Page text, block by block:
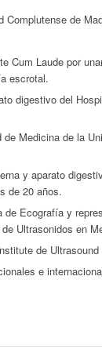
Complutense de
Cum Laude por
escrotal.
digestivo del
Medicina de la
y aparato
de 20 años.
Ecografía y
Ultrasonidos en
de
e